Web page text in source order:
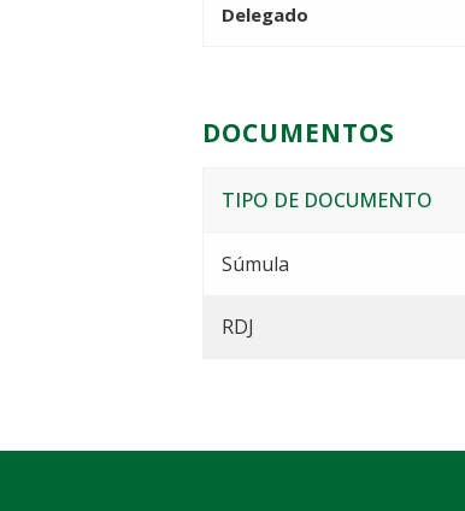
Delegado
DOCUMENTOS
TIPO DE DOCUMENTO
Súmula
RDJ